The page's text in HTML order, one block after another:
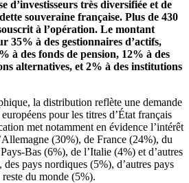
d’investisseurs très diversifiée et de
souveraine française. Plus de 430
à l’opération. Le montant
35% à des gestionnaires d’actifs,
à des fonds de pension, 12% à des
alternatives, et 2% à des institutions
la distribution reflète une demande
pour les titres d’État français
met notamment en évidence l’intérêt
(30%), de France (24%), du
Bas (6%), de l’Italie (4%) et d’autres
pays nordiques (5%), d’autres pays
du monde (5%).